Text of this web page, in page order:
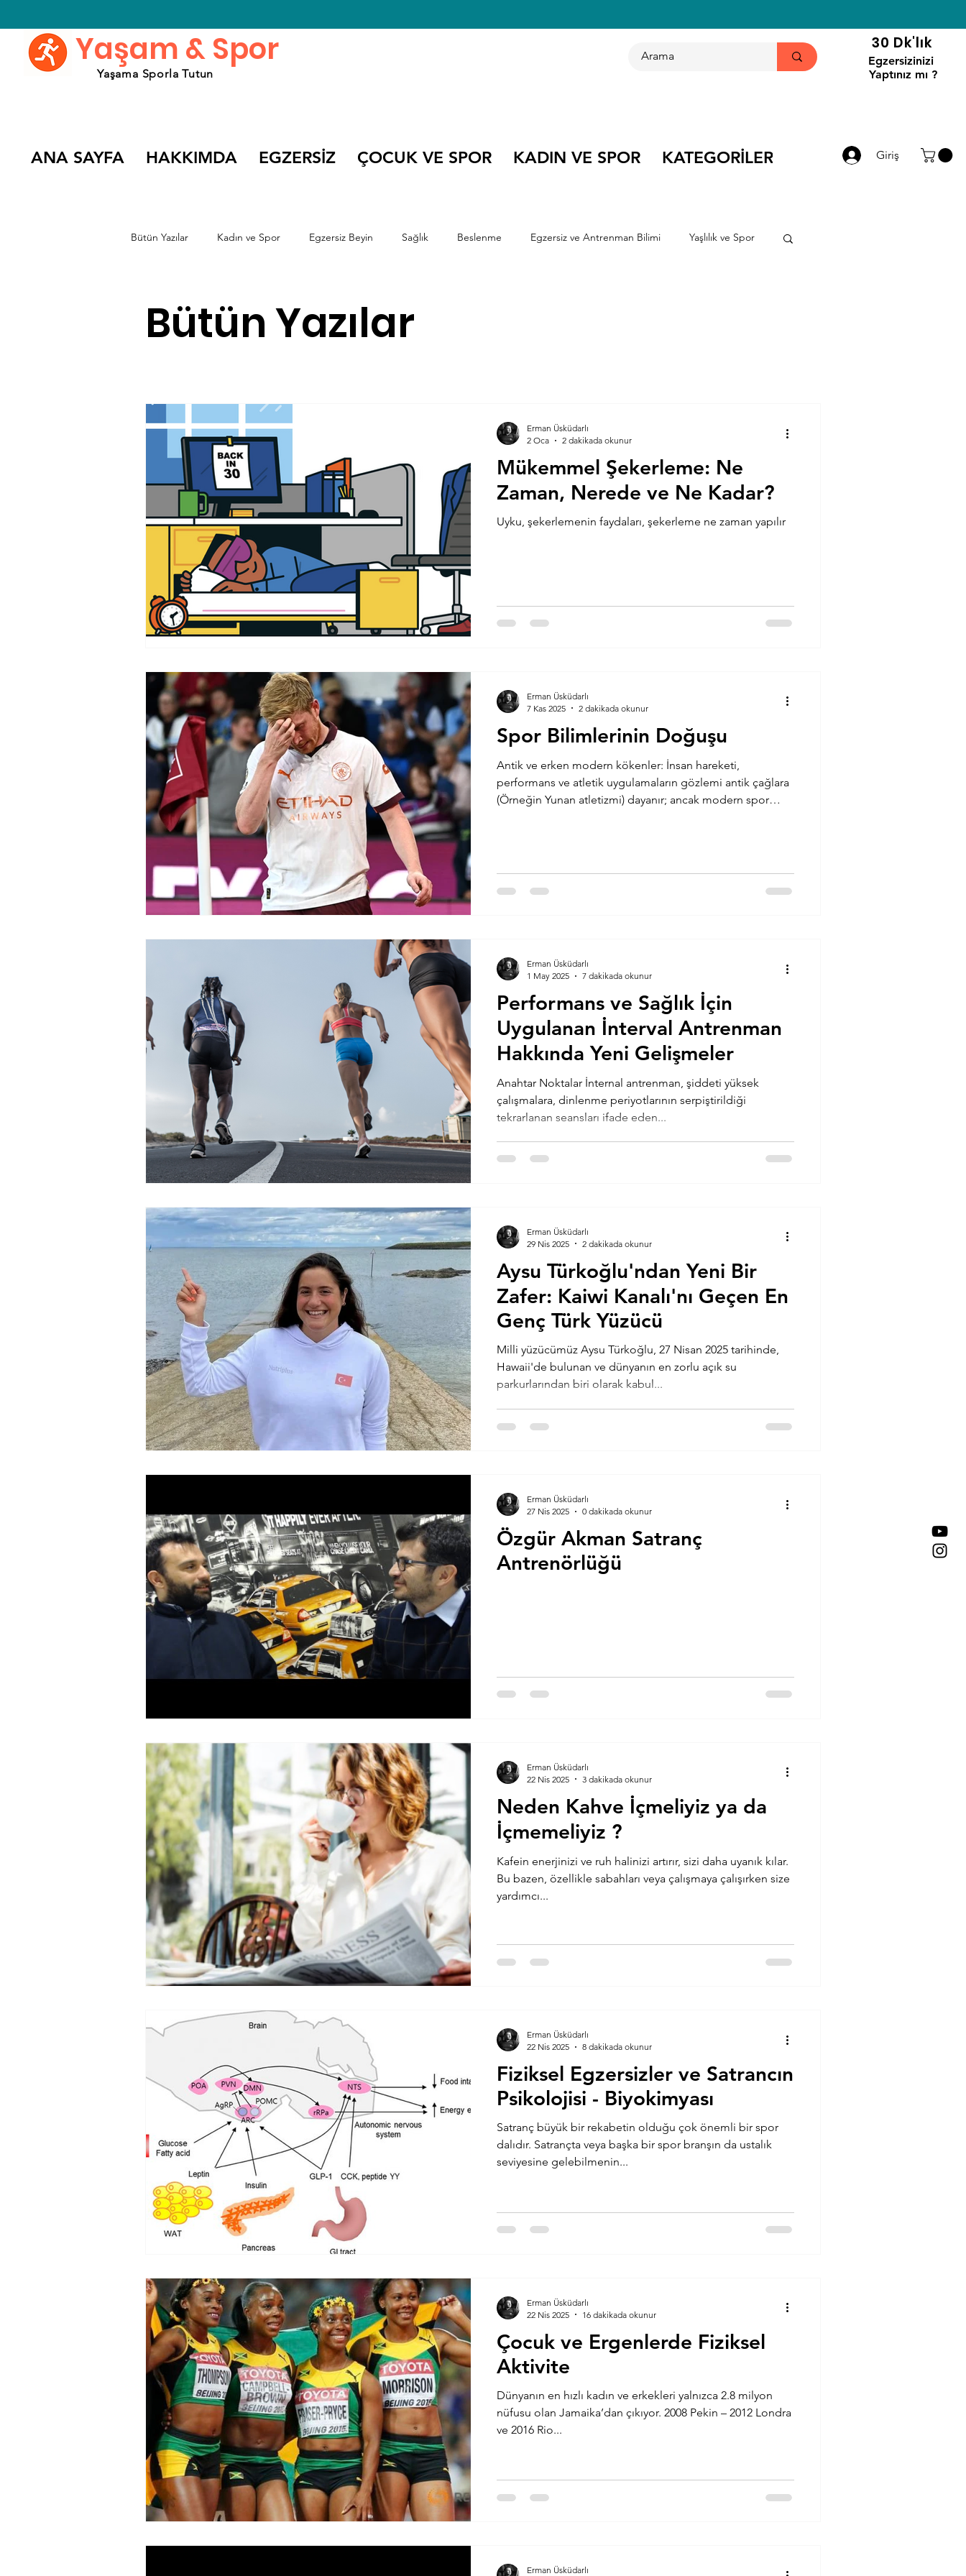
Yaşam & Spor
Yaşama Sporla Tutun
30 Dk'lık
Egzersizinizi
Yaptınız mı ?
ANA SAYFA HAKKIMDA EGZERSİZ ÇOCUK VE SPOR KADIN VE SPOR KATEGORİLER Giriş
Bütün Yazılar Kadın ve Spor Egzersiz Beyin Sağlık Beslenme Egzersiz ve Antrenman Bilimi Yaşlılık ve Spor
Bütün Yazılar
Mükemmel Şekerleme: Ne
Zaman, Nerede ve Ne Kadar?
Uyku, şekerlemenin faydaları, şekerleme ne zaman yapılır
Erman Üsküdarlı
2 Oca
2 dakikada okunur
Spor Bilimlerinin Doğuşu
Antik ve erken modern kökenler: İnsan hareketi,
performans ve atletik uygulamaların gözlemi antik çağlara
(Örneğin Yunan atletizmi) dayanır; ancak modern spor
fizyolojisi: Modern egzersiz fizyolojisinin kuramsal
Erman Üsküdarlı
7 Kas 2025
2 dakikada okunur
Performans ve Sağlık İçin
Uygulanan İnterval Antrenman
Hakkında Yeni Gelişmeler
Anahtar Noktalar İnternal antrenman, şiddeti yüksek
çalışmalara, dinlenme periyotlarının serpiştirildiği
tekrarlanan seansları ifade eden...
Erman Üsküdarlı
1 May 2025
7 dakikada okunur
Aysu Türkoğlu'ndan Yeni Bir
Zafer: Kaiwi Kanalı'nı Geçen En
Genç Türk Yüzücü
Milli yüzücümüz Aysu Türkoğlu, 27 Nisan 2025 tarihinde,
Hawaii'de bulunan ve dünyanın en zorlu açık su
parkurlarından biri olarak kabul...
Erman Üsküdarlı
29 Nis 2025
2 dakikada okunur
Özgür Akman Satranç
Antrenörlüğü
Erman Üsküdarlı
27 Nis 2025
0 dakikada okunur
Neden Kahve İçmeliyiz ya da
İçmemeliyiz ?
Kafein enerjinizi ve ruh halinizi artırır, sizi daha uyanık kılar.
Bu bazen, özellikle sabahları veya çalışmaya çalışırken size
yardımcı...
Erman Üsküdarlı
22 Nis 2025
3 dakikada okunur
Fiziksel Egzersizler ve Satrancın
Psikolojisi - Biyokimyası
Satranç büyük bir rekabetin olduğu çok önemli bir spor
dalıdır. Satrançta veya başka bir spor branşın da ustalık
seviyesine gelebilmenin...
Erman Üsküdarlı
22 Nis 2025
8 dakikada okunur
Çocuk ve Ergenlerde Fiziksel
Aktivite
Dünyanın en hızlı kadın ve erkekleri yalnızca 2.8 milyon
nüfusu olan Jamaika’dan çıkıyor. 2008 Pekin – 2012 Londra
ve 2016 Rio...
Erman Üsküdarlı
22 Nis 2025
16 dakikada okunur
Erman Üsküdarlı